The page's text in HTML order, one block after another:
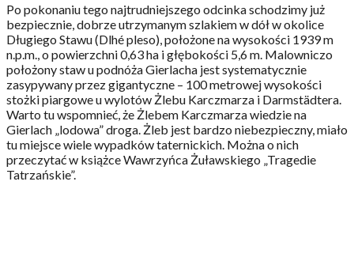
Po pokonaniu tego najtrudniejszego odcinka schodzimy już
bezpiecznie, dobrze utrzymanym szlakiem w dół w okolice
Długiego Stawu (Dlhé pleso), położone na wysokości 1939 m
n.p.m., o powierzchni 0,63 ha i głębokości 5,6 m. Malowniczo
położony staw u podnóża Gierlacha jest systematycznie
zasypywany przez gigantyczne – 100 metrowej wysokości
stożki piargowe u wylotów Żlebu Karczmarza i Darmstädtera.
Warto tu wspomnieć, że Żlebem Karczmarza wiedzie na
Gierlach „lodowa” droga. Żleb jest bardzo niebezpieczny, miało
tu miejsce wiele wypadków taternickich. Można o nich
przeczytać w książce Wawrzyńca Żuławskiego „Tragedie
Tatrzańskie”.